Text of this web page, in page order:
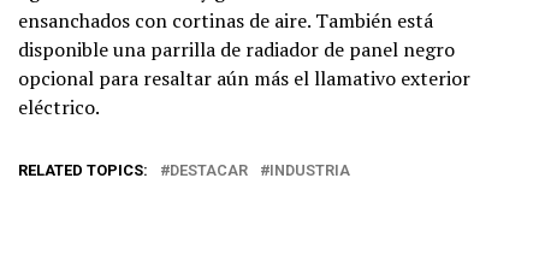
ensanchados con cortinas de aire. También está
disponible una parrilla de radiador de panel negro
opcional para resaltar aún más el llamativo exterior
eléctrico.
RELATED TOPICS: DESTACAR INDUSTRIA